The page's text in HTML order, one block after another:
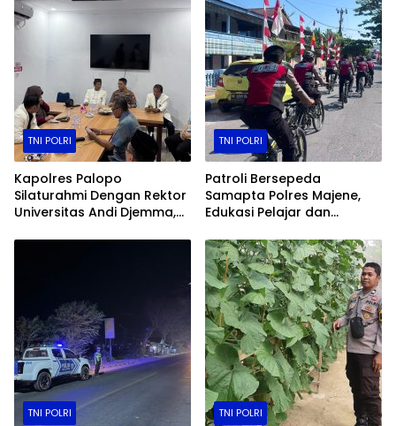
TNI POLRI
Kapolres Palopo
Silaturahmi Dengan Rektor
Universitas Andi Djemma,
Perguruan Tinggi
TNI POLRI
Patroli Bersepeda
Samapta Polres Majene,
Edukasi Pelajar dan
Kepada Warga
TNI POLRI TNI POLRI